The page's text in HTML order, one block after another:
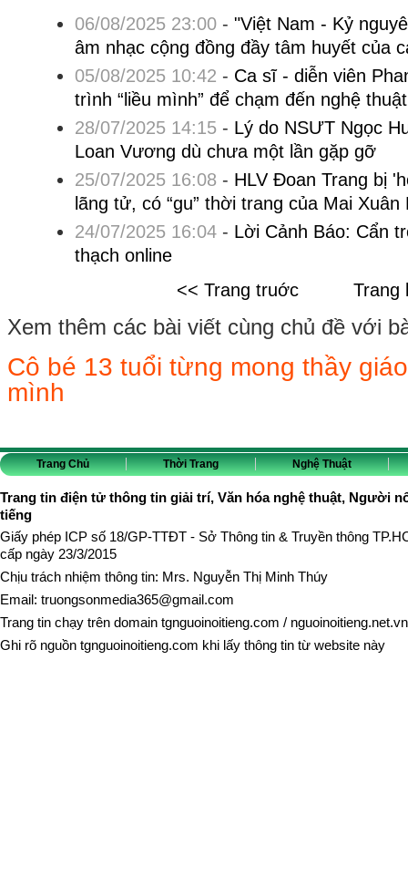
06/08/2025 23:00- "Việt Nam - Kỷ
âm nhạc cộng đồng đầy tâm huyết của
05/08/2025 10:42 - Ca sĩ - diễn viên
trình “liều mình” để chạm đến nghệ thuật
28/07/2025 14:15- Lý do NSƯT Ngọc
Loan Vương dù chưa một lần gặp gỡ
25/07/2025 16:08 - HLV Đoan Trang bị
lãng tử, có “gu” thời trang của Mai Xuân
24/07/2025 16:04- Lời Cảnh Báo: Cẩn
thạch online
<< Trang truớc
Trang
Xem thêm các bài viết cùng chủ đề với
Cô bé 13 tuổi từng mong thầy
mình
Trang Chủ Thời Trang Nghệ Thuật
Trang tin điện tử thông tin giải trí, Văn hóa nghệ thuật, Người
tiếng
Giấy phép ICP số 18/GP-TTĐT - Sở Thông tin & Truyền thông
cấp ngày 23/3/2015
Chịu trách nhiệm thông tin: Mrs. Nguyễn Thị Minh Thúy
Email: truongsonmedia365@gmail.com
Trang tin chạy trên domain tgnguoinoitieng.com / nguoinoitieng.net.vn
Ghi rõ nguồn tgnguoinoitieng.com khi lấy thông tin từ website này